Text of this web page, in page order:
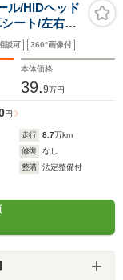
/HIDヘッド
ート/左右独
木製・革コン
談可 360°画像付
本体価格
39.9万円
円
走行 8.7万km
修復
なし
整備
法定整備付